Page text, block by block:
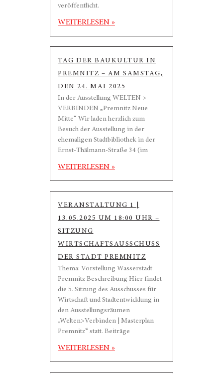
veröffentlicht.
WEITERLESEN »
TAG DER BAUKULTUR IN
PREMNITZ – AM SAMSTAG,
DEN 24. MAI 2025
In der Ausstellung WELTEN >
VERBINDEN „Premnitz Neue
Mitte“ Wir laden herzlich zum
Besuch der Ausstellung in der
ehemaligen Stadtbibliothek in der
Ernst-Thälmann-Straße 34 (im
WEITERLESEN »
VERANSTALTUNG 1 |
13.05.2025 UM 18:00 UHR –
SITZUNG
WIRTSCHAFTSAUSSCHUSS
DER STADT PREMNITZ
Thema: Vorstellung Wasserstadt
Premnitz Beschreibung Hier findet
die 5. Sitzung des Ausschusses für
Wirtschaft und Stadtentwicklung in
den Ausstellungsräumen
„Welten>Verbinden | Masterplan
Premnitz“ statt. Beiträge
WEITERLESEN »